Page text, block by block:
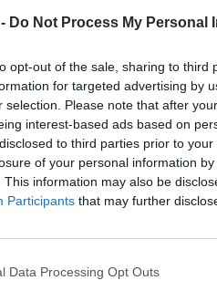
Do Not Process My Personal
opt-out of the sale, sharing to
for targeted advertising by
selection. Please note that after
interest-based ads based on
to third parties prior to
of your personal information
This information may also be
Participants that may further
Data Processing Opt Outs
μέτρα όχι μόνο σε
όπως αυτό της
που προκάλεσε αίσθηση
στο μέλλον".
nextdeal.grως
ενημέρωσης στο Google